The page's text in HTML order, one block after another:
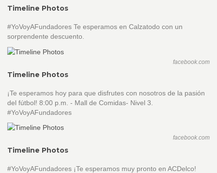
Timeline Photos
#YoVoyAFundadores Te esperamos en Calzatodo con un
sorprendente descuento.
facebook.com
Timeline Photos
¡Te esperamos hoy para que disfrutes con nosotros de la pasión
del fútbol! 8:00 p.m. - Mall de Comidas- Nivel 3.
#YoVoyAFundadores
facebook.com
Timeline Photos
#YoVoyAFundadores ¡Te esperamos muy pronto en ACDelco!